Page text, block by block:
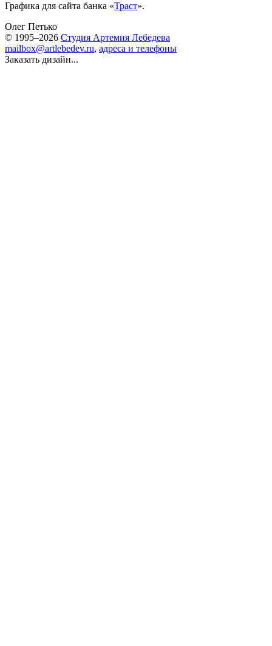
Графика для сайта банка «Траст».
Олег Петько
© 1995–2026 Студия Артемия Лебедева
mailbox@artlebedev.ru, адреса и телефоны
Заказать дизайн...